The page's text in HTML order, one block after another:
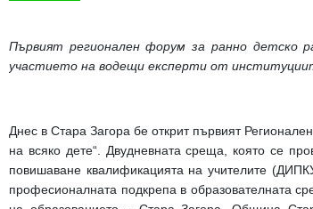
Първият регионален форум за ранно детско
участието на водещи експерти от
Днес в Стара Загора бе открит първият
на всяко дете“. Двудневната среща, която се
повишаване квалификацията на учителите
професионалната подкрепа в образователната